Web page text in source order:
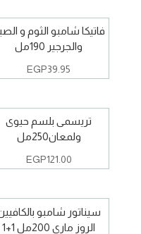
فاتيكا شامبو الثوم و
والجرجير 190مل
EGP39.95
تريسمى بلسم حيوى
ولمعان250مل
EGP121.00
سيناتور شامبو
الروز مارى 200مل 1+1